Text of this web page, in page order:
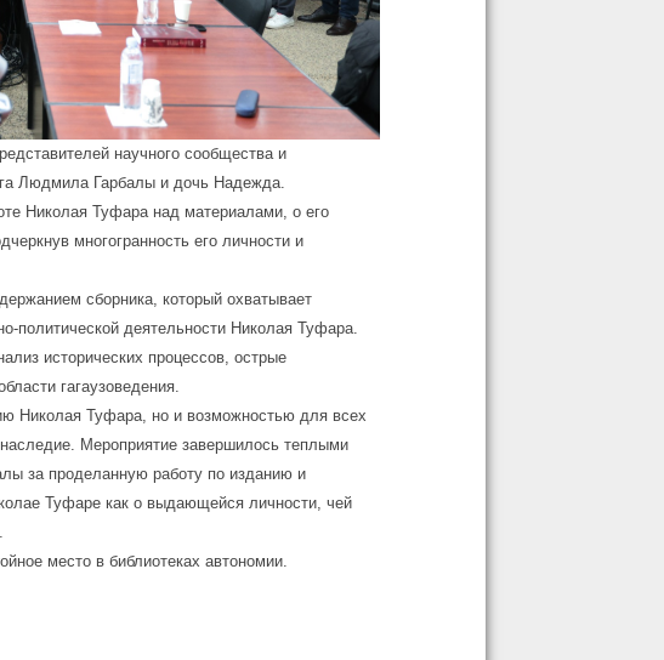
научного сообщества и
Людмила Гарбалы и дочь Надежда.
Николая Туфара над материалами, о его
многогранность его личности и
сборника, который охватывает
политической деятельности Николая Туфара.
исторических процессов, острые
гагаузоведения.
Николая Туфара, но и возможностью для всех
Мероприятие завершилось теплыми
за проделанную работу по изданию и
Туфаре как о выдающейся личности, чей
место в библиотеках автономии.